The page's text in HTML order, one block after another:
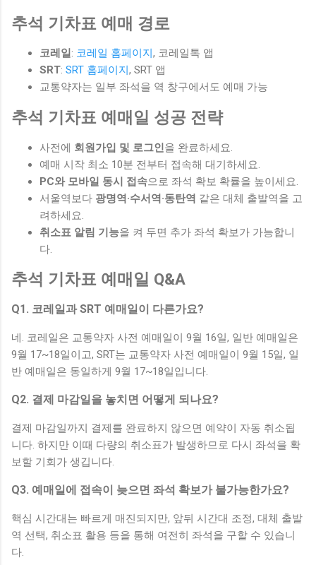
추석 기차표 예매 경로
코레일: 코레일 홈페이지, 코레일톡 앱
SRT: SRT 홈페이지, SRT 앱
교통약자는 일부 좌석을 역 창구에서도 예매 가능
추석 기차표 예매일 성공 전략
사전에 회원가입 및 로그인 을 완료하세요.
예매 시작 최소 10분 전부터 접속해 대기하세요.
PC와 모바일 동시 접속으로 좌석 확보 확률을 높이세요.
서울역보다 광명역·수서역·동탄역 같은 대체 출발역을 고
려하세요.
취소표 알림 기능을 켜 두면 추가 좌석 확보가 가능합니
다.
추석 기차표 예매일 Q&A
Q1. 코레일과 SRT 예매일이 다른가요?
네. 코레일은 교통약자 사전 예매일이 9월 16일, 일반 예매일은
9월 17~18일이고, SRT는 교통약자 사전 예매일이 9월 15일, 일
반 예매일은 동일하게 9월 17~18일입니다.
Q2. 결제 마감일을 놓치면 어떻게 되나요?
결제 마감일까지 결제를 완료하지 않으면 예약이 자동 취소됩
니다. 하지만 이때 다량의 취소표가 발생하므로 다시 좌석을 확
보할 기회가 생깁니다.
Q3. 예매일에 접속이 늦으면 좌석 확보가 불가능한가요?
핵심 시간대는 빠르게 매진되지만, 앞뒤 시간대 조정, 대체 출발
역 선택, 취소표 활용 등을 통해 여전히 좌석을 구할 수 있습니
다.